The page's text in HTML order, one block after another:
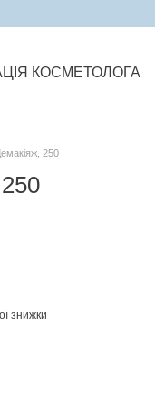
КОСМЕТОЛОГА
250
знижки